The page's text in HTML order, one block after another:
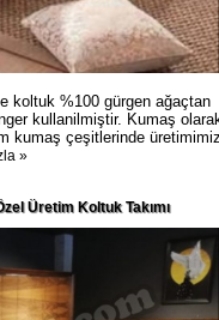
koltuk %100 gürgen ağaçtan
kullanilmiştir. Kumaş
kumaş çeşitlerinde
»
Üretim Koltuk Takımı